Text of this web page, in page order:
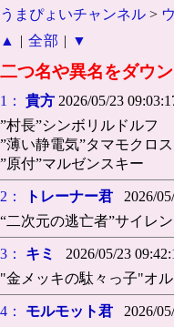
うまぴょいチャンネル >
▲
| 全部 | ▼
二つ名や異名をダウ
1： 貴方 2026/05/23
”村長”シンボリルドルフ
”薄い静電気”タマモクロス
”原付”マルゼンスキー
2： トレーナー君 2026/
“二次元の逃亡者”サイレ
3： キミ 2026/05/23
"金メッキの駄々っ子"オ
4： モルモット君 2026/